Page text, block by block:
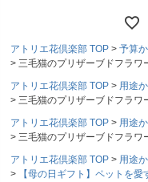
アトリエ花倶楽部 TOP 予算
三毛猫のプリザーブドフラワ
アトリエ花倶楽部 TOP
用途
三毛猫のプリザーブドフラワ
アトリエ花倶楽部 TOP
用途
三毛猫のプリザーブドフラワ
アトリエ花倶楽部 TOP
用途
【母の日ギフト】ペットを